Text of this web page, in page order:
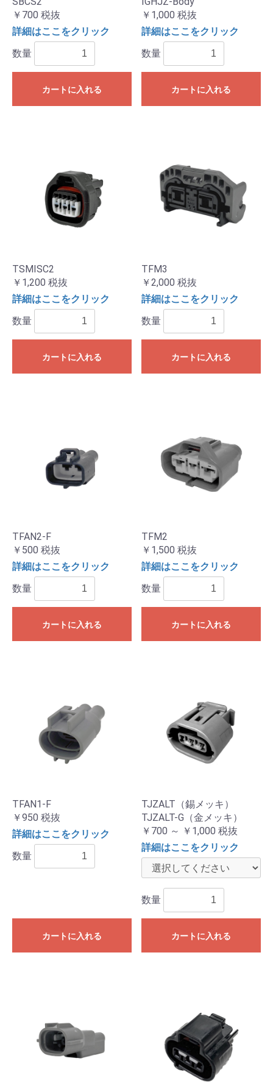
￥700 税抜
詳細はここをクリック
数量
カートに入れる
￥1,000 税抜
詳細はここをクリック
数量
カートに入れる
TSMISC2
￥1,200 税抜
詳細はここをクリック
数量
カートに入れる
TFM3
￥2,000 税抜
詳細はここをクリック
数量
カートに入れる
TFAN2-F
￥500 税抜
詳細はここをクリック
数量
カートに入れる
TFM2
￥1,500 税抜
詳細はここをクリック
数量
カートに入れる
TFAN1-F
￥950 税抜
詳細はここをクリック
数量
カートに入れる
TJZALT（錫メッキ）
TJZALT-G（金メッキ）
￥700 ～ ￥1,000 税抜
詳細はここをクリック
数量
カートに入れる